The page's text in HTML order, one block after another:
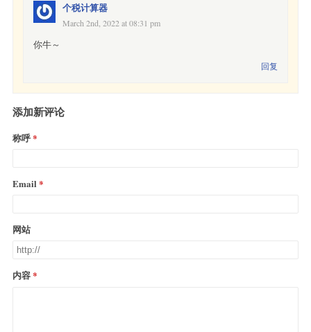
个税计算器
March 2nd, 2022 at 08:31 pm
你牛～
回复
添加新评论
称呼
Email
网站
内容